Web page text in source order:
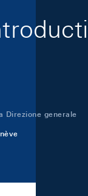
Direzione generale